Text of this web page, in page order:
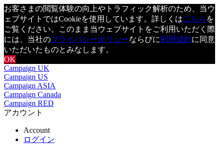
お客さまの閲覧体験の向上やトラフィック解析のため、当ウ
ェブサイトではCookieを使用しています。詳しくはこちら を
ご覧ください。このまま当ウェブサイトをご利用いただく際
には、当社のプライバシーポリシーならびに利用規約に同意
いただいたものとみなします。
OK
Campaign UK
Campaign US
Campaign ASIA
Campaign Canada
Campaign RED
アカウント
Account
ログイン